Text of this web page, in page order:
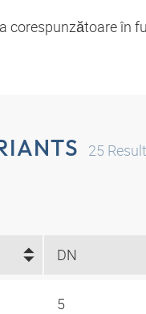
corespunzătoare în
25
DN
5